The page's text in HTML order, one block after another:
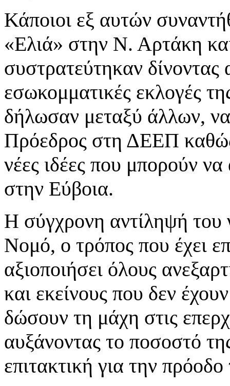
Κάποιοι εξ αυτών
«Ελιά» στην Ν. Αρτάκη
συστρατεύτηκαν δίνοντας
εσωκομματικές εκλογές
δήλωσαν μεταξύ άλλων,
Πρόεδρος στη ΔΕΕΠ καθώς
νέες ιδέες που μπορούν
στην Εύβοια.
Η σύγχρονη αντίληψή του
Νομό, ο τρόπος που έχει
αξιοποιήσει όλους
και εκείνους που δεν
δώσουν τη μάχη στις
αυξάνοντας το ποσοστό
επιτακτική για την